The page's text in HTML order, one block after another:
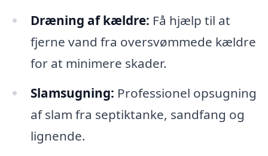
Dræning af kældre: Få hjælp til at
fjerne vand fra oversvømmede kældre
for at minimere skader.
Slamsugning: Professionel opsugning
af slam fra septiktanke, sandfang og
lignende.